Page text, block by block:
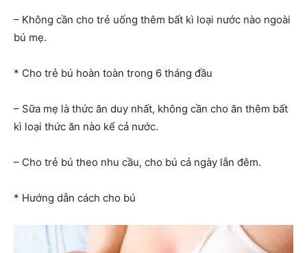
– Không cần cho trẻ uống thêm bất kì loại nước nào ngoài
bú mẹ.
* Cho trẻ bú hoàn toàn trong 6 tháng đầu
– Sữa mẹ là thức ăn duy nhất, không cần cho ăn thêm bất
kì loại thức ăn nào kể cả nước.
– Cho trẻ bú theo nhu cầu, cho bú cả ngày lẫn đêm.
* Hướng dẫn cách cho bú